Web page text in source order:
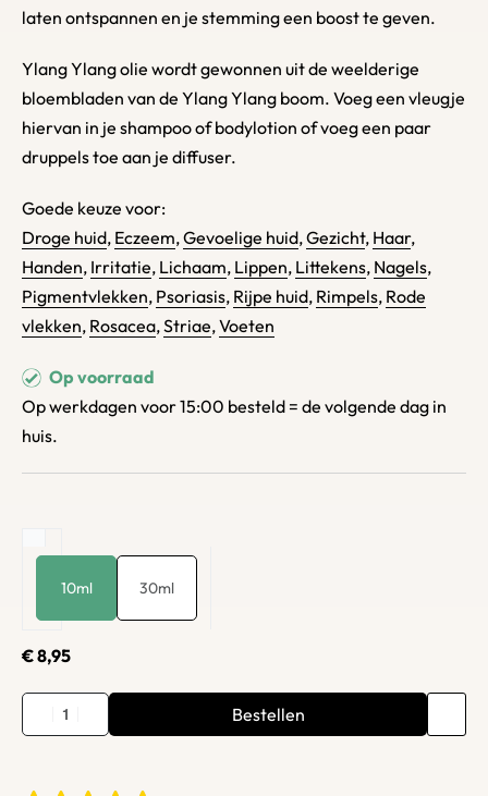
laten ontspannen en je stemming een boost te geven.
Ylang Ylang olie wordt gewonnen uit de weelderige
bloembladen van de Ylang Ylang boom. Voeg een vleugje
hiervan in je shampoo of bodylotion of voeg een paar
druppels toe aan je diffuser.
Goede keuze voor:
Droge huid, Eczeem,Gevoelige huid,Gezicht, Haar,
Handen, Irritatie, Lichaam, Lippen, Littekens, Nagels,
Pigmentvlekken, Psoriasis, Rijpe huid, Rimpels, Rode
vlekken, Rosacea,Striae,Voeten
Op voorraad
Op werkdagen voor 15:00 besteld = de volgende dag in
huis.
10ml 30ml
€8,95
Bestellen